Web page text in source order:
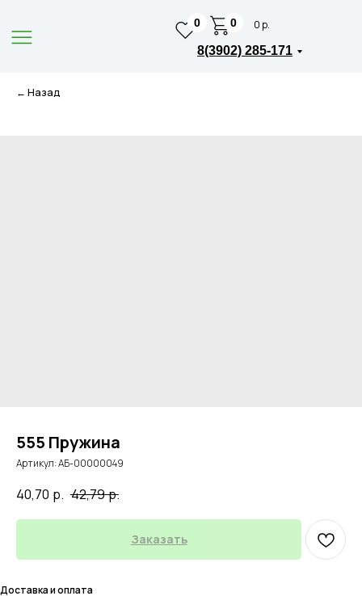
8(3902) 285-171
0 0 р.
0
← Назад
555 Пружина
Артикул:АБ-00000049
40,70 р. 42,79р.
Заказать
Доставка и оплата